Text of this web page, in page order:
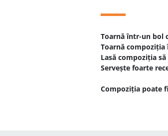
Toarnă într-un bol
Toarnă
Lasă compoziția
Servește foarte
Compoziția poate